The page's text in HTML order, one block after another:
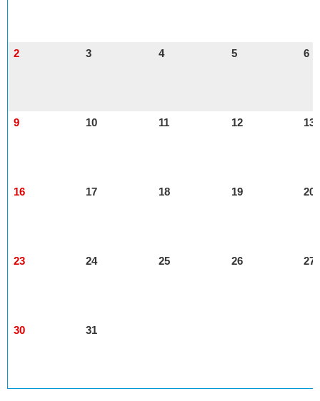
2 3 4 5 6
9 10 11 12 13
16 17 18 19 20
23 24 25 26 27
30 31